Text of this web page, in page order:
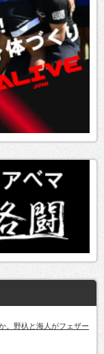
。野杁と海人がフェザー